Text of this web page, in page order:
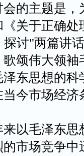
的主题是，
关于正确处
讨"两篇讲
颂伟大领袖
东思想的科
今市场经济
以毛泽东思
市场竞争中